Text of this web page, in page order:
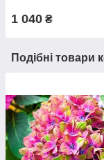
1 040 ₴
Подібні товари